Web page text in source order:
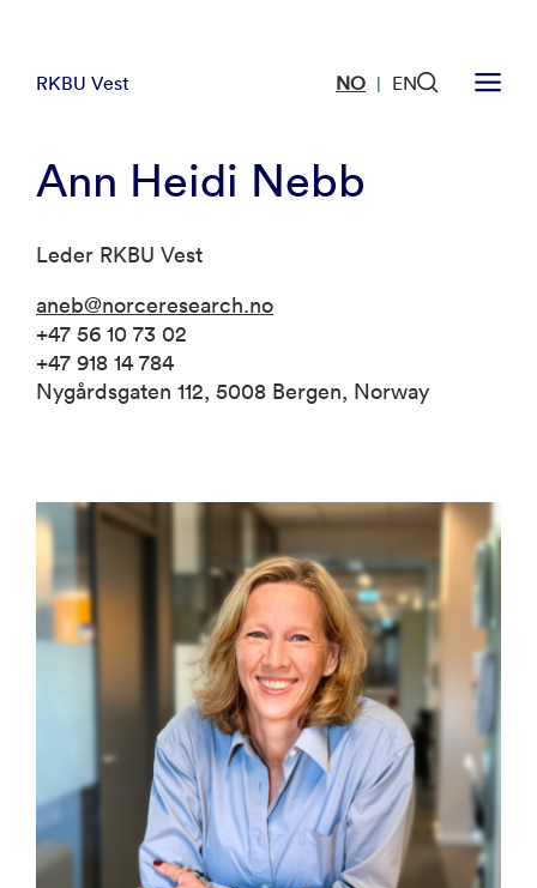
RKBU Vest NO | EN
Ann Heidi Nebb
Leder RKBU Vest
aneb@norceresearch.no
+47 56 10 73 02
+47 918 14 784
Nygårdsgaten 112, 5008 Bergen, Norway